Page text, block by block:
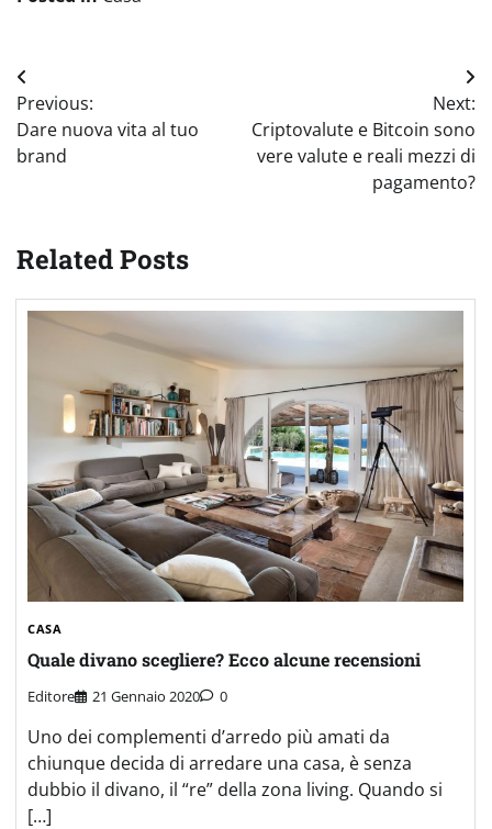
Navigazione
articoli
Previous:
Dare nuova vita al tuo
brand
Next:
Criptovalute e Bitcoin sono
vere valute e reali mezzi di
pagamento?
Related Posts
CASA
Quale divano scegliere? Ecco alcune recensioni
Editore 21 Gennaio 2020 0
Uno dei complementi d’arredo più amati da
chiunque decida di arredare una casa, è senza
dubbio il divano, il “re” della zona living. Quando si
[…]